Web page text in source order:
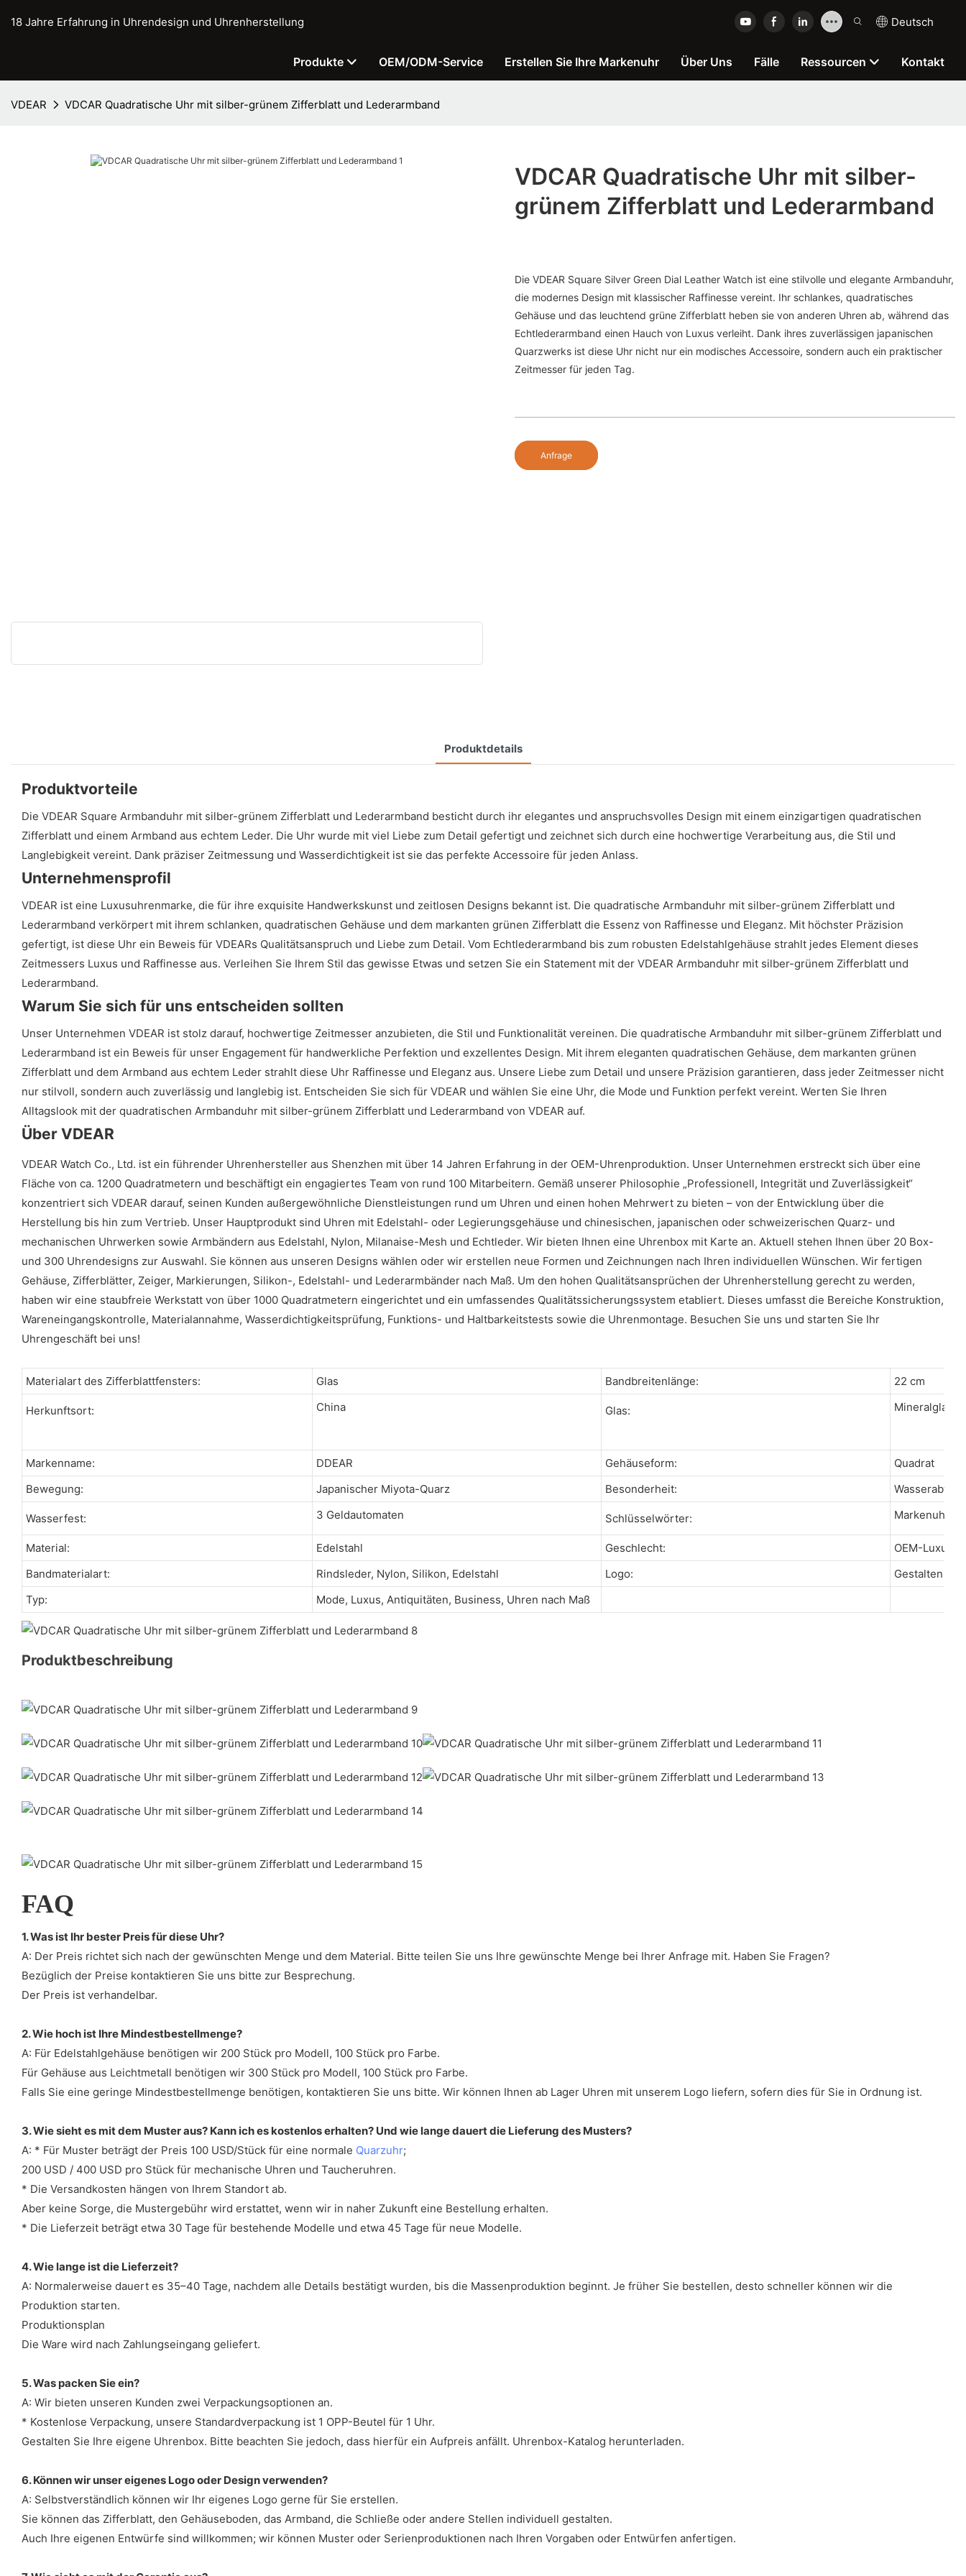
18 Jahre Erfahrung in Uhrendesign und Uhrenherstellung Deutsch
Produkte OEM/ODM-Service Erstellen Sie Ihre Markenuhr Über Uns Fälle Ressourcen Kontakt
VDEAR VDCAR Quadratische Uhr mit silber-grünem Zifferblatt und Lederarmband
VDCAR Quadratische Uhr mit silber-
grünem Zifferblatt und Lederarmband
Die VDEAR Square Silver Green Dial Leather Watch ist eine stilvolle und elegante Armbanduhr,
die modernes Design mit klassischer Raffinesse vereint. Ihr schlankes, quadratisches
Gehäuse und das leuchtend grüne Zifferblatt heben sie von anderen Uhren ab, während das
Echtlederarmband einen Hauch von Luxus verleiht. Dank ihres zuverlässigen japanischen
Quarzwerks ist diese Uhr nicht nur ein modisches Accessoire, sondern auch ein praktischer
Zeitmesser für jeden Tag.
Anfrage
Produktdetails
Produktvorteile
Die VDEAR Square Armbanduhr mit silber-grünem Zifferblatt und Lederarmband besticht durch ihr elegantes und anspruchsvolles Design mit einem einzigartigen quadratischen
Zifferblatt und einem Armband aus echtem Leder. Die Uhr wurde mit viel Liebe zum Detail gefertigt und zeichnet sich durch eine hochwertige Verarbeitung aus, die Stil und
Langlebigkeit vereint. Dank präziser Zeitmessung und Wasserdichtigkeit ist sie das perfekte Accessoire für jeden Anlass.
Unternehmensprofil
VDEAR ist eine Luxusuhrenmarke, die für ihre exquisite Handwerkskunst und zeitlosen Designs bekannt ist. Die quadratische Armbanduhr mit silber-grünem Zifferblatt und
Lederarmband verkörpert mit ihrem schlanken, quadratischen Gehäuse und dem markanten grünen Zifferblatt die Essenz von Raffinesse und Eleganz. Mit höchster Präzision
gefertigt, ist diese Uhr ein Beweis für VDEARs Qualitätsanspruch und Liebe zum Detail. Vom Echtlederarmband bis zum robusten Edelstahlgehäuse strahlt jedes Element dieses
Zeitmessers Luxus und Raffinesse aus. Verleihen Sie Ihrem Stil das gewisse Etwas und setzen Sie ein Statement mit der VDEAR Armbanduhr mit silber-grünem Zifferblatt und
Lederarmband.
Warum Sie sich für uns entscheiden sollten
Unser Unternehmen VDEAR ist stolz darauf, hochwertige Zeitmesser anzubieten, die Stil und Funktionalität vereinen. Die quadratische Armbanduhr mit silber-grünem Zifferblatt und
Lederarmband ist ein Beweis für unser Engagement für handwerkliche Perfektion und exzellentes Design. Mit ihrem eleganten quadratischen Gehäuse, dem markanten grünen
Zifferblatt und dem Armband aus echtem Leder strahlt diese Uhr Raffinesse und Eleganz aus. Unsere Liebe zum Detail und unsere Präzision garantieren, dass jeder Zeitmesser nicht
nur stilvoll, sondern auch zuverlässig und langlebig ist. Entscheiden Sie sich für VDEAR und wählen Sie eine Uhr, die Mode und Funktion perfekt vereint. Werten Sie Ihren
Alltagslook mit der quadratischen Armbanduhr mit silber-grünem Zifferblatt und Lederarmband von VDEAR auf.
Über VDEAR
VDEAR Watch Co., Ltd. ist ein führender Uhrenhersteller aus Shenzhen mit über 14 Jahren Erfahrung in der OEM-Uhrenproduktion. Unser Unternehmen erstreckt sich über eine
Fläche von ca. 1200 Quadratmetern und beschäftigt ein engagiertes Team von rund 100 Mitarbeitern. Gemäß unserer Philosophie „Professionell, Integrität und Zuverlässigkeit“
konzentriert sich VDEAR darauf, seinen Kunden außergewöhnliche Dienstleistungen rund um Uhren und einen hohen Mehrwert zu bieten – von der Entwicklung über die
Herstellung bis hin zum Vertrieb. Unser Hauptprodukt sind Uhren mit Edelstahl- oder Legierungsgehäuse und chinesischen, japanischen oder schweizerischen Quarz- und
mechanischen Uhrwerken sowie Armbändern aus Edelstahl, Nylon, Milanaise-Mesh und Echtleder. Wir bieten Ihnen eine Uhrenbox mit Karte an. Aktuell stehen Ihnen über 20 Box-
und 300 Uhrendesigns zur Auswahl. Sie können aus unseren Designs wählen oder wir erstellen neue Formen und Zeichnungen nach Ihren individuellen Wünschen. Wir fertigen
Gehäuse, Zifferblätter, Zeiger, Markierungen, Silikon-, Edelstahl- und Lederarmbänder nach Maß. Um den hohen Qualitätsansprüchen der Uhrenherstellung gerecht zu werden,
haben wir eine staubfreie Werkstatt von über 1000 Quadratmetern eingerichtet und ein umfassendes Qualitätssicherungssystem etabliert. Dieses umfasst die Bereiche Konstruktion,
Wareneingangskontrolle, Materialannahme, Wasserdichtigkeitsprüfung, Funktions- und Haltbarkeitstests sowie die Uhrenmontage. Besuchen Sie uns und starten Sie Ihr
Uhrengeschäft bei uns!
Materialart des Zifferblattfensters: Glas Bandbreitenlänge: 22 cm
Herkunftsort: China Glas: Mineralglas
Markenname: DDEAR Gehäuseform:
Quadrat
Bewegung:
Japanischer Miyota-Quarz Besonderheit:
Wasserfest: 3 Geldautomaten Schlüsselwörter: Markenuhr
Material: Edelstahl Geschlecht:
OEM-
Bandmaterialart:
Rindsleder, Nylon, Silikon, Edelstahl Logo:
Gestalten Sie
Typ:
Mode, Luxus, Antiquitäten, Business, Uhren nach Maß
Produktbeschreibung
FAQ
1. Was ist Ihr bester Preis für diese Uhr?
A: Der Preis richtet sich nach der gewünschten Menge und dem Material. Bitte teilen Sie uns Ihre gewünschte Menge bei Ihrer Anfrage mit. Haben Sie Fragen?
Bezüglich der Preise kontaktieren Sie uns bitte zur Besprechung.
Der Preis ist verhandelbar.
2. Wie hoch ist Ihre Mindestbestellmenge?
A: Für Edelstahlgehäuse benötigen wir 200 Stück pro Modell, 100 Stück pro Farbe.
Für Gehäuse aus Leichtmetall benötigen wir 300 Stück pro Modell, 100 Stück pro Farbe.
Falls Sie eine geringe Mindestbestellmenge benötigen, kontaktieren Sie uns bitte. Wir können Ihnen ab Lager Uhren mit unserem Logo liefern, sofern dies für Sie in Ordnung ist.
3. Wie sieht es mit dem Muster aus? Kann ich es kostenlos erhalten? Und wie lange dauert die Lieferung des Musters?
A: * Für Muster beträgt der Preis 100 USD/Stück für eine normale Quarzuhr;
200 USD / 400 USD pro Stück für mechanische Uhren und Taucheruhren.
* Die Versandkosten hängen von Ihrem Standort ab.
Aber keine Sorge, die Mustergebühr wird erstattet, wenn wir in naher Zukunft eine Bestellung erhalten.
* Die Lieferzeit beträgt etwa 30 Tage für bestehende Modelle und etwa 45 Tage für neue Modelle.
4. Wie lange ist die Lieferzeit?
A: Normalerweise dauert es 35–40 Tage, nachdem alle Details bestätigt wurden, bis die Massenproduktion beginnt. Je früher Sie bestellen, desto schneller können wir die
Produktion starten.
Produktionsplan
Die Ware wird nach Zahlungseingang geliefert.
5. Was packen Sie ein?
A: Wir bieten unseren Kunden zwei Verpackungsoptionen an.
* Kostenlose Verpackung, unsere Standardverpackung ist 1 OPP-Beutel für 1 Uhr.
Gestalten Sie Ihre eigene Uhrenbox. Bitte beachten Sie jedoch, dass hierfür ein Aufpreis anfällt. Uhrenbox-Katalog herunterladen.
6. Können wir unser eigenes Logo oder Design verwenden?
A: Selbstverständlich können wir Ihr eigenes Logo gerne für Sie erstellen.
Sie können das Zifferblatt, den Gehäuseboden, das Armband, die Schließe oder andere Stellen individuell gestalten.
Auch Ihre eigenen Entwürfe sind willkommen; wir können Muster oder Serienproduktionen nach Ihren Vorgaben oder Entwürfen anfertigen.